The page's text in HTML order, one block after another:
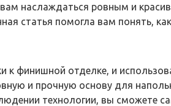
наслаждаться ровным и
статья помогла вам понять,
к финишной отделке, и
и прочную основу для
технологии, вы сможете